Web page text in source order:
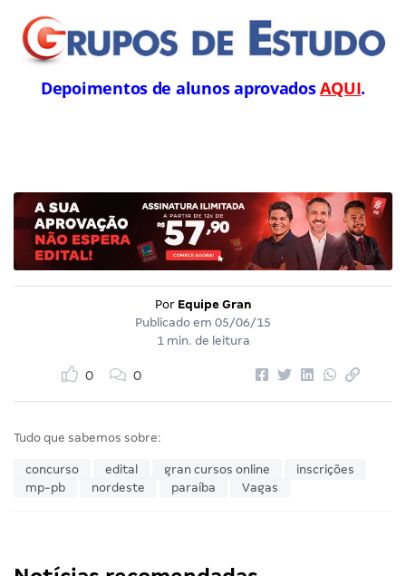
Depoimentos de alunos aprovadosAQUI.
Por Equipe Gran
Publicado em 05/06/15
1 min. de leitura
0 0
Tudo que sabemos sobre:
concurso edital gran cursos online
inscrições
mp-pb
nordeste paraíba Vagas